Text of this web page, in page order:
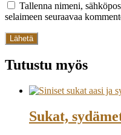
Tallenna nimeni,
selaimeen seuraavaa
Tutustu myös
Sukat,